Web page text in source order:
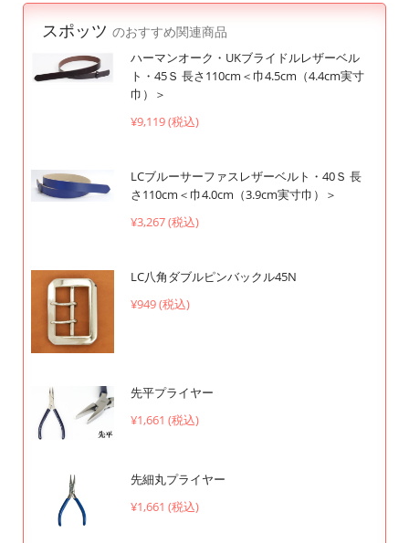
スポッツ のおすすめ関連商品
ハーマンオーク・UKブライドルレザーベル
ト・45Ｓ 長さ110cm＜巾4.5cm（4.4cm実寸
巾）＞
¥9,119 (税込)
LCブルーサーファスレザーベルト・40Ｓ 長
さ110cm＜巾4.0cm（3.9cm実寸巾）＞
¥3,267 (税込)
LC八角ダブルピンバックル45N
¥949 (税込)
先平プライヤー
¥1,661 (税込)
先細丸プライヤー
¥1,661 (税込)